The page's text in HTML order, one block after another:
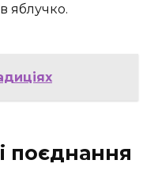
яблучко.
поєднання